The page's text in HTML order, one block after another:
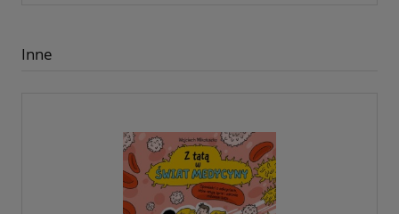
Inne